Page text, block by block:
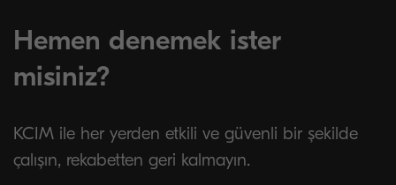
Hemen denemek ister
misiniz?
KCIM ile her yerden etkili ve güvenli bir şekilde
çalışın, rekabetten geri kalmayın.